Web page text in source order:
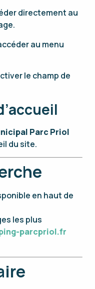
directement au
au menu
le champ de
Parc Priol
du site.
en haut de
les plus
parcpriol.fr